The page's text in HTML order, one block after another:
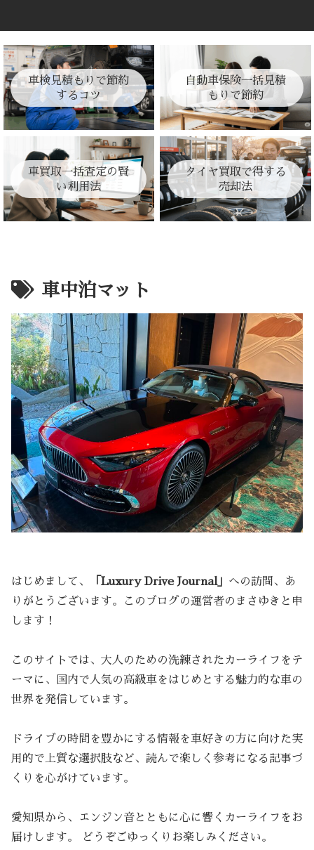
車検見積もりで節約
するコツ
自動車保険一括見積
もりで節約
車買取一括査定の賢
い利用法
タイヤ買取で得する
売却法
車中泊マット
はじめまして、 「Luxury Drive Journal」 への訪問、あ
りがとうございます。このブログの運営者のまさゆきと申
します！
このサイトでは、大人のための洗練されたカーライフをテ
ーマに、国内で人気の高級車をはじめとする魅力的な車の
世界を発信しています。
ドライブの時間を豊かにする情報を車好きの方に向けた実
用的で上質な選択肢など、読んで楽しく参考になる記事づ
くりを心がけています。
愛知県から、エンジン音とともに心に響くカーライフをお
届けします。 どうぞごゆっくりお楽しみください。